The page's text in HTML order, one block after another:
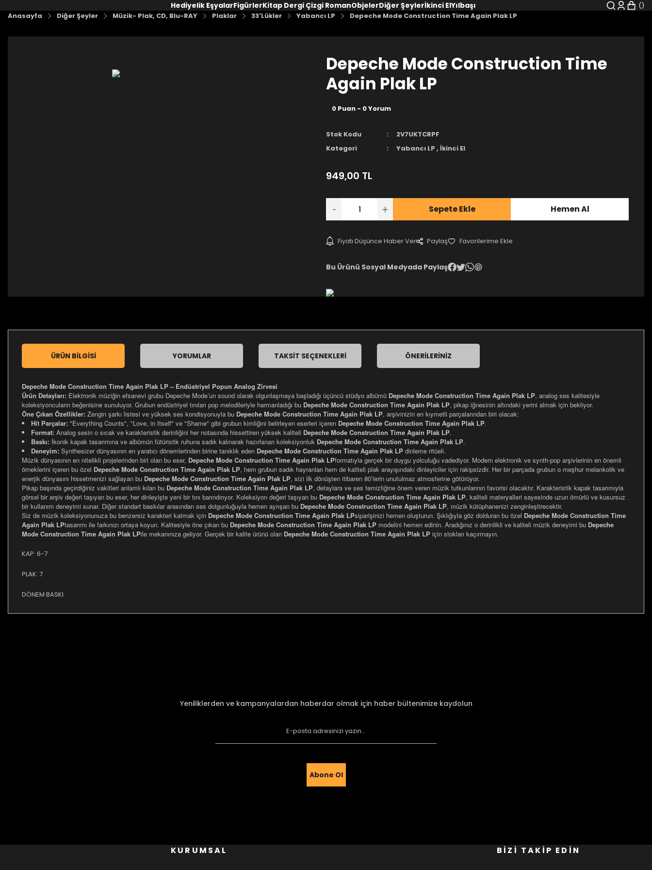
Hediyelik EşyalarFigürlerKitap Dergi Çizgi RomanObjelerDiğer Şeylerİkinci ElYılbaşı
Anasayfa Diğer Şeyler Müzik- Plak, CD, Blu-RAY Plaklar 33'Lükler Yabancı LP Depeche Mode Construction Time Again Plak LP
Depeche Mode Construction Time
Again Plak LP
0 Puan - 0 Yorum
Stok Kodu
2V7UKTCRPF
Kategori
Yabancı LP , İkinci El
949,00 TL
Sepete Ekle Hemen Al
Fiyatı Düşünce Haber Ver Paylaş
Bu Ürünü Sosyal Medyada Paylaş
ÜRÜN BILGISI YORUMLAR TAKSIT SEÇENEKLERI ÖNERILERINIZ
Depeche Mode Construction Time Again Plak LP – Endüstriyel Popun Analog Zirvesi
Ürün Detayları: Elektronik müziğin efsanevi grubu Depeche Mode’un sound olarak olgunlaşmaya başladığı üçüncü stüdyo albümü Depeche Mode Construction Time Again Plak LP, analog ses kalitesiyle
koleksiyoncuların beğenisine sunuluyor. Grubun endüstriyel tınıları pop melodileriyle harmanladığı bu Depeche Mode Construction Time Again Plak LP, pikap iğnesinin altındaki yerini almak için bekliyor.
Öne Çıkan Özellikler: Zengin şarkı listesi ve yüksek ses kondisyonuyla bu Depeche Mode Construction Time Again Plak LP, arşivinizin en kıymetli parçalarından biri olacak:
Hit Parçalar: "Everything Counts", "Love, in Itself" ve "Shame" gibi grubun kimliğini belirleyen eserleri içeren Depeche Mode Construction Time Again Plak LP.
Format: Analog sesin o sıcak ve karakteristik derinliğini her notasında hissettiren yüksek kaliteli Depeche Mode Construction Time Again Plak LP.
Baskı: İkonik kapak tasarımına ve albümün fütüristik ruhuna sadık kalınarak hazırlanan koleksiyonluk Depeche Mode Construction Time Again Plak LP.
Deneyim: Synthesizer dünyasının en yaratıcı dönemlerinden birine tanıklık eden Depeche Mode Construction Time Again Plak LP dinleme ritüeli.
Müzik dünyasının en nitelikli projelerinden biri olan bu eser, Depeche Mode Construction Time Again Plak LPformatıyla gerçek bir duygu yolculuğu vadediyor. Modern elektronik ve synth-pop arşivlerinin en önemli
örneklerini içeren bu özel Depeche Mode Construction Time Again Plak LP, hem grubun sadık hayranları hem de kaliteli plak arayışındaki dinleyiciler için rakipsizdir. Her bir parçada grubun o meşhur melankolik ve
enerjik dünyasını hissetmenizi sağlayan bu Depeche Mode Construction Time Again Plak LP, sizi ilk dönüşten itibaren 80’lerin unutulmaz atmosferine götürüyor.
Pikap başında geçirdiğiniz vakitleri anlamlı kılan bu Depeche Mode Construction Time Again Plak LP, detaylara ve ses temizliğine önem veren müzik tutkunlarının favorisi olacaktır. Karakteristik kapak tasarımıyla
görsel bir arşiv değeri taşıyan bu eser, her dinleyişte yeni bir tını barındırıyor. Koleksiyon değeri taşıyan bu Depeche Mode Construction Time Again Plak LP, kaliteli materyalleri sayesinde uzun ömürlü ve kusursuz
bir kullanım deneyimi sunar. Diğer standart baskılar arasından ses dolgunluğuyla hemen ayrışan bu Depeche Mode Construction Time Again Plak LP, müzik kütüphanenizi zenginleştirecektir.
Siz de müzik koleksiyonunuza bu benzersiz karakteri katmak için Depeche Mode Construction Time Again Plak LPsiparişinizi hemen oluşturun. Şıklığıyla göz dolduran bu özel Depeche Mode Construction Time
Again Plak LPtasarımı ile farkınızı ortaya koyun. Kalitesiyle öne çıkan bu Depeche Mode Construction Time Again Plak LP modelini hemen edinin. Aradığınız o derinlikli ve kaliteli müzik deneyimi bu Depeche
Mode Construction Time Again Plak LPile mekanınıza geliyor. Gerçek bir kalite ürünü olan Depeche Mode Construction Time Again Plak LP için stokları kaçırmayın.
KAP: 6-7
PLAK: 7
DÖNEM BASKI
Gönder
Yeniliklerden ve kampanyalardan haberdar olmak için haber bültenimize kaydolun
Abone Ol
KURUMSAL BİZİ TAKİP EDİN